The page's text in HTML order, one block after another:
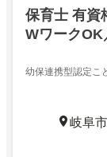
保育士 有資
WワークOK
幼保連携型認定こ
岐阜